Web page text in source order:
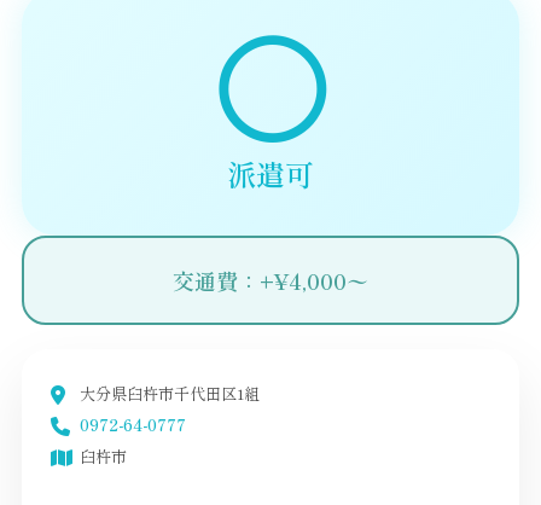
◯
派遣可
交通費：+¥4,000〜
大分県臼杵市千代田区1組
0972-64-0777
臼杵市